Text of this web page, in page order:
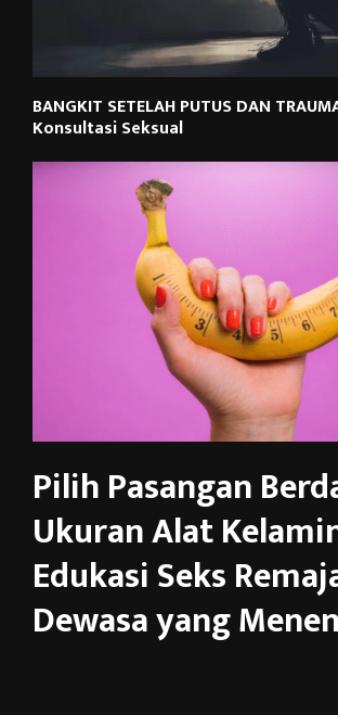
BANGKIT SETELAH PUTUS DAN
Konsultasi Seksual
Pilih Pasangan
Ukuran Alat
Edukasi Seks
Dewasa yang